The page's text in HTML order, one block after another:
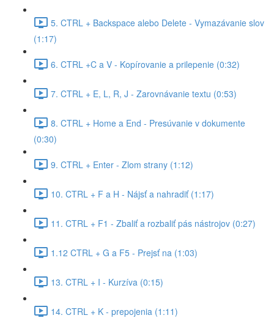
5. CTRL + Backspace alebo Delete - Vymazávanie slov
(1:17)
6. CTRL +C a V - Kopírovanie a prilepenie (0:32)
7. CTRL + E, L, R, J - Zarovnávanie textu (0:53)
8. CTRL + Home a End - Presúvanie v dokumente
(0:30)
9. CTRL + Enter - Zlom strany (1:12)
10. CTRL + F a H - Nájsť a nahradiť (1:17)
11. CTRL + F1 - Zbaliť a rozbaliť pás nástrojov (0:27)
1.12 CTRL + G a F5 - Prejsť na (1:03)
13. CTRL + I - Kurzíva (0:15)
14. CTRL + K - prepojenia (1:11)